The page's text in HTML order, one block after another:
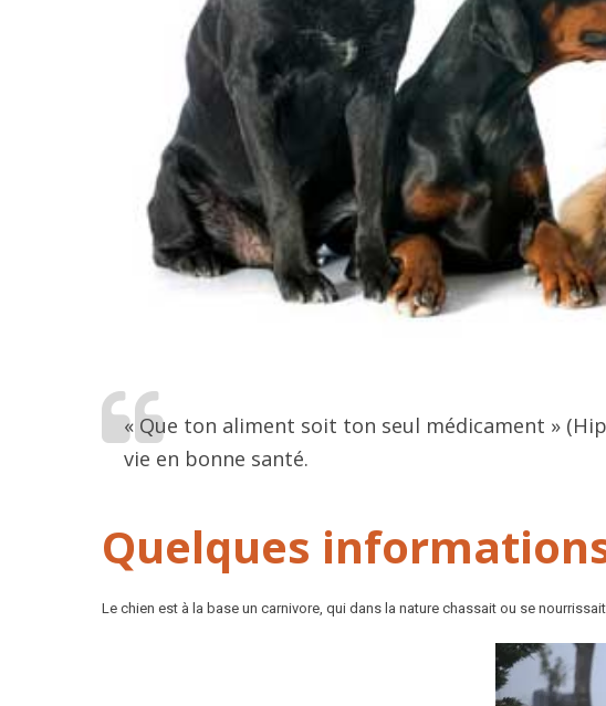
« Que ton aliment soit ton seul médicament »
vie en bonne santé.
Quelques
Le chien est à la base un carnivore, qui dans la nature chassait ou se